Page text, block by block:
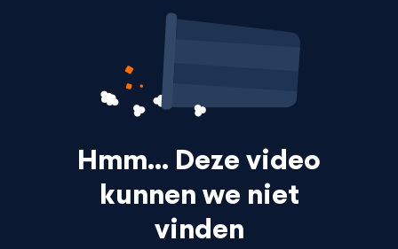
Hmm… Deze video
kunnen we niet
vinden